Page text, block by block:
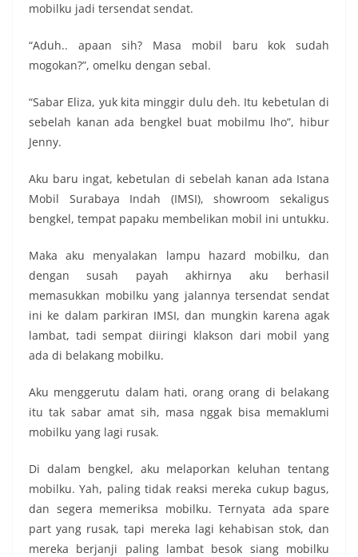
mobilku jadi tersendat sendat.
“Aduh.. apaan sih? Masa mobil baru kok sudah
mogokan?”, omelku dengan sebal.
“Sabar Eliza, yuk kita minggir dulu deh. Itu kebetulan di
sebelah kanan ada bengkel buat mobilmu lho”, hibur
Jenny.
Aku baru ingat, kebetulan di sebelah kanan ada Istana
Mobil Surabaya Indah (IMSI), showroom sekaligus
bengkel, tempat papaku membelikan mobil ini untukku.
Maka aku menyalakan lampu hazard mobilku, dan
dengan susah payah akhirnya aku berhasil
memasukkan mobilku yang jalannya tersendat sendat
ini ke dalam parkiran IMSI, dan mungkin karena agak
lambat, tadi sempat diiringi klakson dari mobil yang
ada di belakang mobilku.
Aku menggerutu dalam hati, orang orang di belakang
itu tak sabar amat sih, masa nggak bisa memaklumi
mobilku yang lagi rusak.
Di dalam bengkel, aku melaporkan keluhan tentang
mobilku. Yah, paling tidak reaksi mereka cukup bagus,
dan segera memeriksa mobilku. Ternyata ada spare
part yang rusak, tapi mereka lagi kehabisan stok, dan
mereka berjanji paling lambat besok siang mobilku